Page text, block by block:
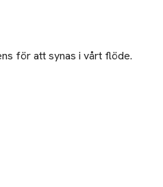
för att synas i vårt flöde.